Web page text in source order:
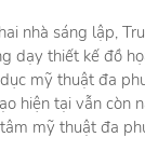
nhà sáng lập,
dạy thiết kế đồ
mỹ thuật đa
hiện tại vẫn còn
mỹ thuật đa